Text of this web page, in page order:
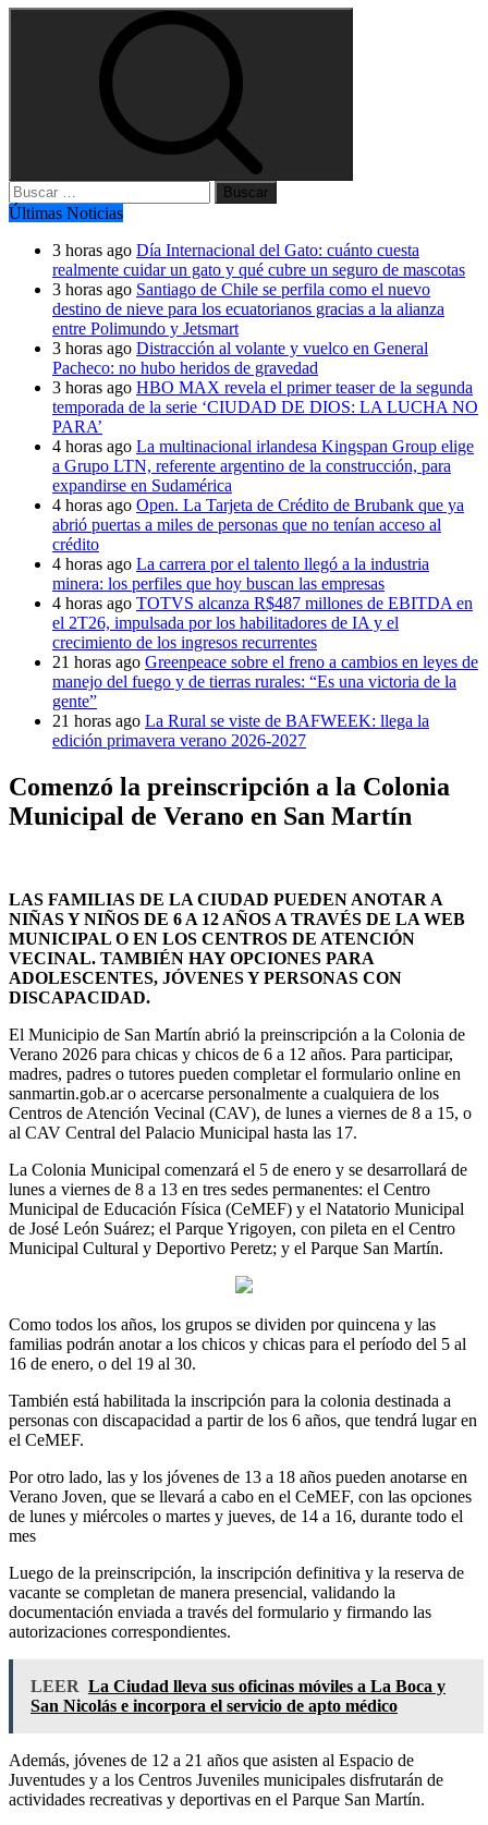
Buscar:
Últimas Noticias
3 horas ago Día Internacional del Gato: cuánto cuesta
realmente cuidar un gato y qué cubre un seguro de mascotas
3 horas ago Santiago de Chile se perfila como el nuevo
destino de nieve para los ecuatorianos gracias a la alianza
entre Polimundo y Jetsmart
3 horas ago Distracción al volante y vuelco en General
Pacheco: no hubo heridos de gravedad
3 horas ago HBO MAX revela el primer teaser de la segunda
temporada de la serie ‘CIUDAD DE DIOS: LA LUCHA NO
PARA’
4 horas ago La multinacional irlandesa Kingspan Group elige
a Grupo LTN, referente argentino de la construcción, para
expandirse en Sudamérica
4 horas ago Open. La Tarjeta de Crédito de Brubank que ya
abrió puertas a miles de personas que no tenían acceso al
crédito
4 horas ago La carrera por el talento llegó a la industria
minera: los perfiles que hoy buscan las empresas
4 horas ago TOTVS alcanza R$487 millones de EBITDA en
el 2T26, impulsada por los habilitadores de IA y el
crecimiento de los ingresos recurrentes
21 horas ago Greenpeace sobre el freno a cambios en leyes de
manejo del fuego y de tierras rurales: “Es una victoria de la
gente”
21 horas ago La Rural se viste de BAFWEEK: llega la
edición primavera verano 2026-2027
Comenzó la preinscripción a la Colonia
Municipal de Verano en San Martín
LAS FAMILIAS DE LA CIUDAD PUEDEN ANOTAR A
NIÑAS Y NIÑOS DE 6 A 12 AÑOS A TRAVÉS DE LA WEB
MUNICIPAL O EN LOS CENTROS DE ATENCIÓN
VECINAL. TAMBIÉN HAY OPCIONES PARA
ADOLESCENTES, JÓVENES Y PERSONAS CON
DISCAPACIDAD.
El Municipio de San Martín abrió la preinscripción a la Colonia de
Verano 2026 para chicas y chicos de 6 a 12 años. Para participar,
madres, padres o tutores pueden completar el formulario online en
sanmartin.gob.ar o acercarse personalmente a cualquiera de los
Centros de Atención Vecinal (CAV), de lunes a viernes de 8 a 15, o
al CAV Central del Palacio Municipal hasta las 17.
La Colonia Municipal comenzará el 5 de enero y se desarrollará de
lunes a viernes de 8 a 13 en tres sedes permanentes: el Centro
Municipal de Educación Física (CeMEF) y el Natatorio Municipal
de José León Suárez; el Parque Yrigoyen, con pileta en el Centro
Municipal Cultural y Deportivo Peretz; y el Parque San Martín.
Como todos los años, los grupos se dividen por quincena y las
familias podrán anotar a los chicos y chicas para el período del 5 al
16 de enero, o del 19 al 30.
También está habilitada la inscripción para la colonia destinada a
personas con discapacidad a partir de los 6 años, que tendrá lugar en
el CeMEF.
Por otro lado, las y los jóvenes de 13 a 18 años pueden anotarse en
Verano Joven, que se llevará a cabo en el CeMEF, con las opciones
de lunes y miércoles o martes y jueves, de 14 a 16, durante todo el
mes
Luego de la preinscripción, la inscripción definitiva y la reserva de
vacante se completan de manera presencial, validando la
documentación enviada a través del formulario y firmando las
autorizaciones correspondientes.
LEER La Ciudad lleva sus oficinas móviles a La Boca y
San Nicolás e incorpora el servicio de apto médico
Además, jóvenes de 12 a 21 años que asisten al Espacio de
Juventudes y a los Centros Juveniles municipales disfrutarán de
actividades recreativas y deportivas en el Parque San Martín.